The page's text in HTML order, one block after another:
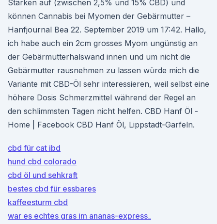
Stärken auf (zwischen 2,5% und 15% CBD) und
können Cannabis bei Myomen der Gebärmutter –
Hanfjournal Bea 22. September 2019 um 17:42. Hallo,
ich habe auch ein 2cm grosses Myom ungünstig an
der Gebärmutterhalswand innen und um nicht die
Gebärmutter rausnehmen zu lassen würde mich die
Variante mit CBD-Öl sehr interessieren, weil selbst eine
höhere Dosis Schmerzmittel während der Regel an
den schlimmsten Tagen nicht helfen. CBD Hanf Öl -
Home | Facebook CBD Hanf Öl, Lippstadt-Garfeln.
cbd für cat ibd
hund cbd colorado
cbd öl und sehkraft
bestes cbd für essbares
kaffeesturm cbd
war es echtes gras im ananas-express_